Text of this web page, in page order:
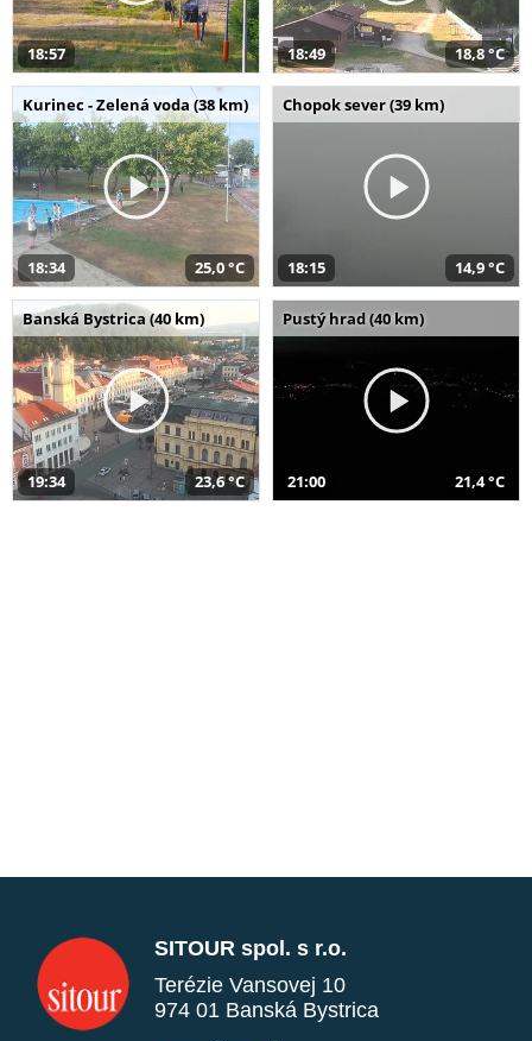
18:57 18:49 18,8 °C
Kurinec - Zelená voda (38 km)
18:34 25,0 °C
Chopok sever (39 km)
18:15 14,9 °C
Banská Bystrica (40 km)
19:34 23,6 °C
Pustý hrad (40 km)
21:00 21,4 °C
SITOUR spol. s r.o.
Terézie Vansovej 10
974 01 Banská Bystrica